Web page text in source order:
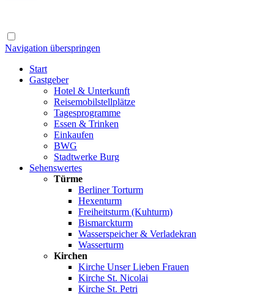
Navigation überspringen
Start
Gastgeber
Hotel & Unterkunft
Reisemobilstellplätze
Tagesprogramme
Essen & Trinken
Einkaufen
BWG
Stadtwerke Burg
Sehenswertes
Türme
Berliner Torturm
Hexenturm
Freiheitsturm (Kuhturm)
Bismarckturm
Wasserspeicher & Verladekran
Wasserturm
Kirchen
Kirche Unser Lieben Frauen
Kirche St. Nicolai
Kirche St. Petri